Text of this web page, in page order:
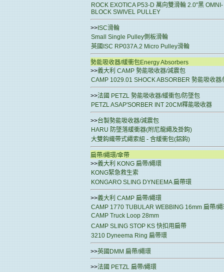
ROCK EXOTICA P53-D 萬向雙滑輪 2.0"黑 OMNI-
BLOCK SWIVEL PULLEY
>> ISC滑輪
Small Single Pulley側板滑輪
英國ISC RP037A.2 Micro Pulley滑輪
勢能吸收器/緩衝包Energy Absorbers
>>義大利 CAMP 勢能吸收器/減震包
CAMP 1029.01 SHOCK ABSORBER 勢能吸收器
>>法國 PETZL 勢能吸收器/緩衝包/防墜包
PETZL ASAP'SORBER INT 20CM釋能吸收器
>>台製勢能吸收器/減震包
HARU 防墜落緩衝器(附尼龍繩及掛鉤)
大雙鈎織帶式繩索組 - 含緩衝包(鋁鈎)
扁帶/繩環/傘帶
>>義大利 KONG 扁帶/繩環
KONG緊急救生索
KONGARO SLING DYNEEMA 扁帶環
>>義大利 CAMP 扁帶/繩環
CAMP 1770 TUBULAR WEBBING 16mm 扁帶/
CAMP Truck Loop 28mm
CAMP SLING STOP KS 快扣用扁帶
3210 Dyneema Ring 扁帶環
>>英國DMM 扁帶/繩環
>>法國 PETZL 扁帶/繩環